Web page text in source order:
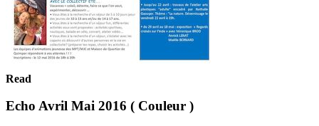
Read
Echo Avril Mai 2016 ( Couleur )